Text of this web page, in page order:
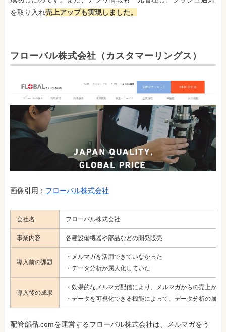
を取り入れ売上アップも実現しました。
フローバル株式会社（カスタマーリングス）
画像引用： フローバル株式会社
会社名 フローバル株式会社
事業内容 各種設備機器や部品などの開発販売
導入前の課題
・メルマガを活用できていなかった
・データ分析が属人化していた
導入後の成果
・効果的なメルマガ配信により、メルマガからの売上が倍
・データを可視化できる機能によって、データ分析の属人
配管部品.comを運営するフローバル株式会社は、メルマガをう